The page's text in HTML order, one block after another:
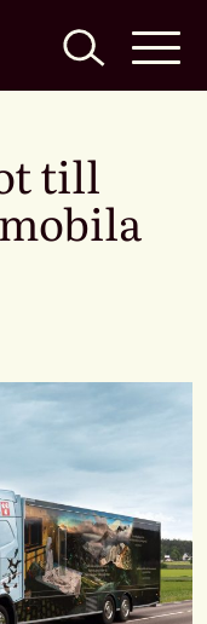
till